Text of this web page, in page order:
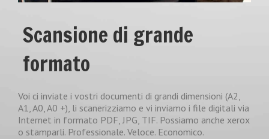
Scansione di grande
formato
Voi ci inviate i vostri documenti di grandi dimensioni (A2,
A1, A0, A0 +), li scanerizziamo e vi inviamo i file digitali via
Internet in formato PDF, JPG, TIF. Possiamo anche xerox
o stamparli. Professionale. Veloce. Economico.